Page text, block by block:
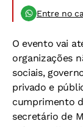
Entre no
O evento vai
organizações
sociais,
privado e
cumprimento
secretário de